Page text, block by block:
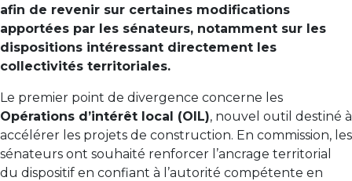
afin de revenir sur certaines modifications
apportées par les sénateurs, notamment sur les
dispositions intéressant directement les
collectivités territoriales.
Le premier point de divergence concerne les
Opérations d’intérêt local (OIL), nouvel outil destiné à
accélérer les projets de construction. En commission, les
sénateurs ont souhaité renforcer l’ancrage territorial
du dispositif en confiant à l’autorité compétente en